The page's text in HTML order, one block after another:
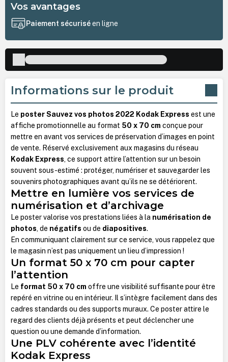
Vos avantages
Paiement sécuriséen ligne
Informations sur le produit
Le poster Sauvez vos photos 2022 Kodak Express est une
affiche promotionnelle au format 50 x 70 cm conçue pour
mettre en avant vos services de préservation d’images en point
de vente. Réservé exclusivement aux magasins du réseau
Kodak Express, ce support attire l’attention sur un besoin
souvent sous-estimé : protéger, numériser et sauvegarder les
souvenirs photographiques avant qu’ils ne se détériorent.
Mettre en lumière vos services de
numérisation et d’archivage
Le poster valorise vos prestations liées à la numérisation de
photos, de négatifs ou de diapositives.
En communiquant clairement sur ce service, vous rappelez que
le magasin n’est pas uniquement un lieu d’impression !
Un format 50 x 70 cm pour capter
l’attention
Le format 50 x 70 cm offre une visibilité suffisante pour être
repéré en vitrine ou en intérieur. Il s’intègre facilement dans des
cadres standards ou des supports muraux. Ce poster attire le
regard des clients déjà présents et peut déclencher une
question ou une demande d’information.
Une PLV cohérente avec l’identité
Kodak Express